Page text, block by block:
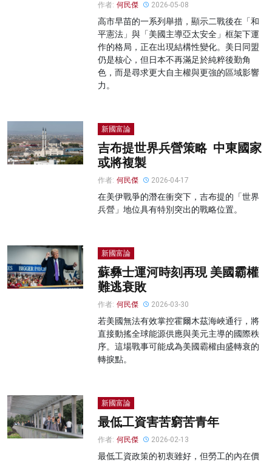
作者: 何民傑 2026-05-08
高市早苗的一系列舉措，顯示二戰後在「和
平憲法」與「美國主導亞太安全」框架下運
作的格局，正在出現結構性變化。美日同盟
仍是核心，但日本不再滿足於純粹後勤角
色，而是尋求更大自主權與更強的區域影響
力。
新國富論
吉布提世界兵營策略 中東國家
或將複製
作者: 何民傑 2026-04-17
在美伊戰爭的潛在衝突下，吉布提的「世界
兵營」地位具有特別突出的戰略位置。
新國富論
蘇彝士運河時刻再現 美國霸權
難逃衰敗
作者: 何民傑 2026-03-30
若美國無法有效掌控霍爾木茲海峽通行，將
直接動搖全球能源供應與美元主導的國際秩
序。這場戰事可能成為美國霸權由盛轉衰的
轉捩點。
新國富論
最低工資害苦窮苦青年
作者: 何民傑 2026-02-13
最低工資政策的初衷雖好，但勞工的內在價